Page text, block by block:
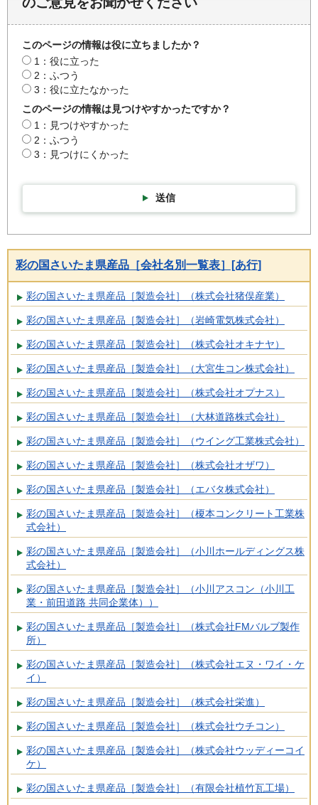
このページの情報は役に立ちましたか？
1：役に立った
2：ふつう
3：役に立たなかった
このページの情報は見つけやすかったですか？
1：見つけやすかった
2：ふつう
3：見つけにくかった
送信
彩の国さいたま県産品［会社名別一覧表］[あ行]
彩の国さいたま県産品［製造会社］（株式会社猪俣産業）
彩の国さいたま県産品［製造会社］（岩崎電気株式会社）
彩の国さいたま県産品［製造会社］（株式会社オキナヤ）
彩の国さいたま県産品［製造会社］（大宮生コン株式会社）
彩の国さいたま県産品［製造会社］（株式会社オプナス）
彩の国さいたま県産品［製造会社］（大林道路株式会社）
彩の国さいたま県産品［製造会社］（ウイング工業株式会社）
彩の国さいたま県産品［製造会社］（株式会社オザワ）
彩の国さいたま県産品［製造会社］（エバタ株式会社）
彩の国さいたま県産品［製造会社］（榎本コンクリート工業株
式会社）
彩の国さいたま県産品［製造会社］（小川ホールディングス株
式会社）
彩の国さいたま県産品［製造会社］（小川アスコン（小川工
業・前田道路 共同企業体））
彩の国さいたま県産品［製造会社］（株式会社FMバルブ製作
所）
彩の国さいたま県産品［製造会社］（株式会社エヌ・ワイ・ケ
イ）
彩の国さいたま県産品［製造会社］（株式会社栄進）
彩の国さいたま県産品［製造会社］（株式会社ウチコン）
彩の国さいたま県産品［製造会社］（株式会社ウッディーコイ
ケ）
彩の国さいたま県産品［製造会社］（有限会社植竹瓦工場）